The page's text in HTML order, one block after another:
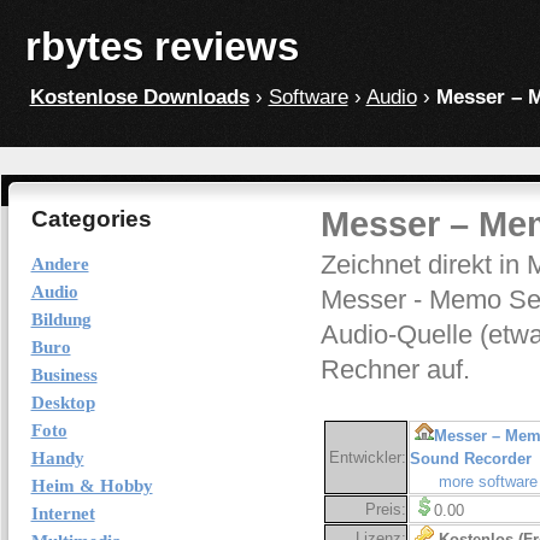
rbytes reviews
Kostenlose Downloads› Software› Audio› Messer –
Categories
Andere
Audio
Bildung
Buro
Business
Desktop
Foto
Handy
Heim & Hobby
Internet
Messer –
Zeichnet direkt in
Messer - Memo
Audio-Quelle
Rechner auf.
Entwickler:
Messer –
Sound Recorder
more
Preis:
0.00